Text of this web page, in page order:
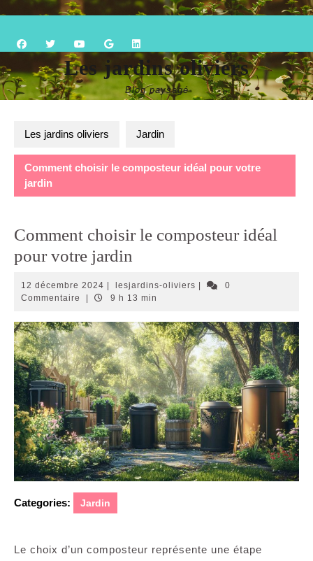
Skip
content
Button
Les jardins oliviers
Blog paysagé
Les jardins oliviers Jardin
Comment choisir le composteur idéal pour votre
jardin
Comment choisir le composteur idéal
pour votre jardin
12 décembre 2024 12
décembre
lesjardins-olivierslesjardins-
0
Commentaire
9 h 13 min
Categories: Jardin
Le choix d’un composteur représente une étape